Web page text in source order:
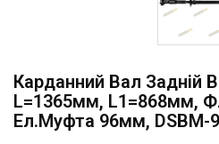
Карданний Вал Задній
L=1365мм, L1=868мм,
Ел.муфта 96мм, DSBM-